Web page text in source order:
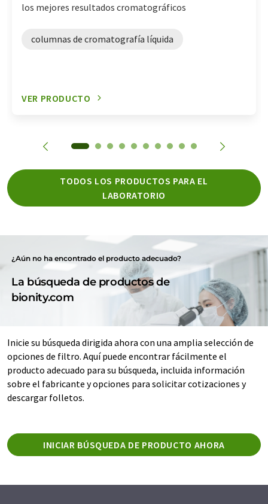
los mejores resultados cromatográficos
columnas de cromatografía líquida
VER PRODUCTO
TODOS LOS PRODUCTOS PARA EL
LABORATORIO
¿Aún no ha encontrado el producto adecuado?
La búsqueda de productos de
bionity.com
Inicie su búsqueda dirigida ahora con una amplia selección de
opciones de filtro. Aquí puede encontrar fácilmente el
producto adecuado para su búsqueda, incluida información
sobre el fabricante y opciones para solicitar cotizaciones y
descargar folletos.
INICIAR BÚSQUEDA DE PRODUCTO AHORA